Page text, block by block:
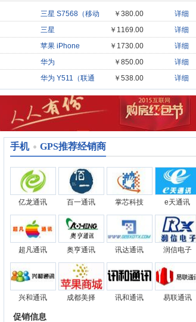
三星 S7568（移动
版
￥380.00
详细
三星
E120L（GALAXY
￥1169.00
详细
苹果 iPhone
4S（电
￥1730.00
详细
华为
A199（Ascend
￥850.00
详细
华为 Y511（联通
版）
￥538.00 详细
手机 GPS推荐经销商
亿龙通讯 百一通讯 掌芯科技 e天通讯
超凡通讯 奥亨通讯 讯达通讯 润信电子
兴和通讯 成都美择 讯和通讯 易联通讯
促销信息